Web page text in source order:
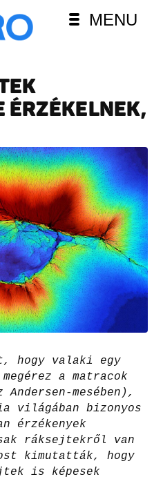
MENU
ÉRZÉKELNEK,
hogy valaki egy
a matracok
mesében),
világában bizonyos
érzékenyek
ráksejtekről van
kimutatták, hogy
is képesek